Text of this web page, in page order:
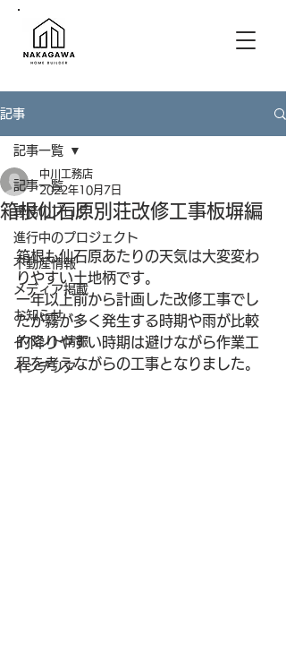
記事
記事一覧
専務のブログ
進行中のプロジェクト
不動産情報
メディア掲載
お知らせ
イベント情報
インテリア
記事一覧
箱根仙石原別荘改修工事板塀編
中川工務店
2022年10月7日
箱根も仙石原あたりの天気は大変変わ
りやすい土地柄です。
一年以上前から計画した改修工事でし
たが霧が多く発生する時期や雨が比較
的降りやすい時期は避けながら作業工
程を考えながらの工事となりました。